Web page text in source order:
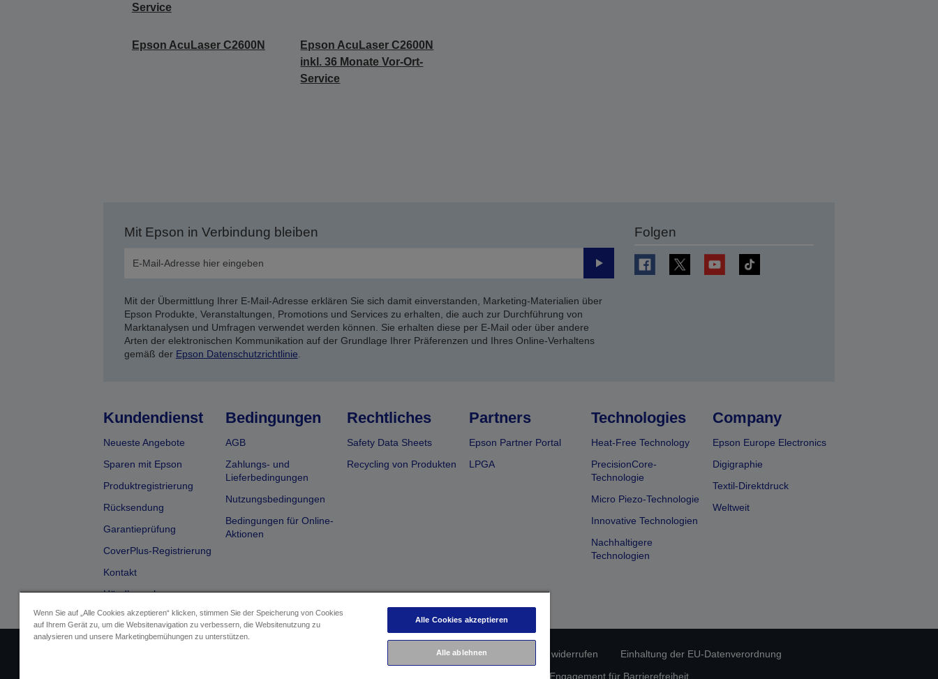
Service
Epson AcuLaser C2600N
Epson AcuLaser C2600N
inkl. 36 Monate Vor-Ort-
Service
Mit Epson in Verbindung bleiben
Senden
Mit der Übermittlung Ihrer E-Mail-Adresse erklären Sie sich damit einverstanden, Marketing-Materialien über
Epson Produkte, Veranstaltungen, Promotions und Services zu erhalten, die auch zur Durchführung von
Marktanalysen und Umfragen verwendet werden können. Sie erhalten diese per E-Mail oder über andere
Arten der elektronischen Kommunikation auf der Grundlage Ihrer Präferenzen und Ihres Online-Verhaltens
gemäß der Epson Datenschutzrichtlinie
Folgen
Kundendienst
Neueste Angebote
Sparen mit Epson
Produktregistrierung
Rücksendung
Garantieprüfung
CoverPlus-Registrierung
Kontakt
Händlersuche
Bedingungen
AGB
Zahlungs- und
Lieferbedingungen
Nutzungsbedingungen
Bedingungen für Online-
Aktionen
Rechtliches
Safety Data Sheets
Recycling von Produkten
Partners
Epson Partner Portal
LPGA
Technologies
Heat-Free Technology
PrecisionCore-
Technologie
Micro Piezo-Technologie
Innovative Technologien
Nachhaltigere
Technologien
Company
Epson Europe Electronics
Digigraphie
Textil-Direktdruck
Weltweit
Datenschutzrichtlinie Vertrag widerrufen
Einhaltung der EU-Datenverordnung
Epson Engagement für Barrierefreiheit
Wenn Sie auf „Alle Cookies akzeptieren“ klicken, stimmen Sie der Speicherung von Cookies
auf Ihrem Gerät zu, um die Websitenavigation zu verbessern, die Websitenutzung zu
analysieren und unsere Marketingbemühungen zu unterstützen.
Alle Cookies akzeptieren
Alle ablehnen